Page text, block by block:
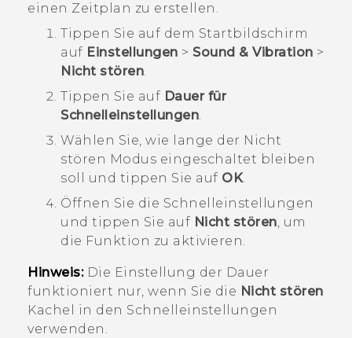
einen Zeitplan zu erstellen.
Tippen Sie auf dem Startbildschirm
auf Einstellungen > Sound & Vibration >
Nicht stören.
Tippen Sie auf Dauer für
Schnelleinstellungen.
Wählen Sie, wie lange der Nicht
stören Modus eingeschaltet bleiben
soll und tippen Sie auf OK.
Öffnen Sie die Schnelleinstellungen
und tippen Sie auf Nicht stören, um
die Funktion zu aktivieren.
Hinweis:Die Einstellung der Dauer
funktioniert nur, wenn Sie die Nicht stören
Kachel in den Schnelleinstellungen
verwenden.